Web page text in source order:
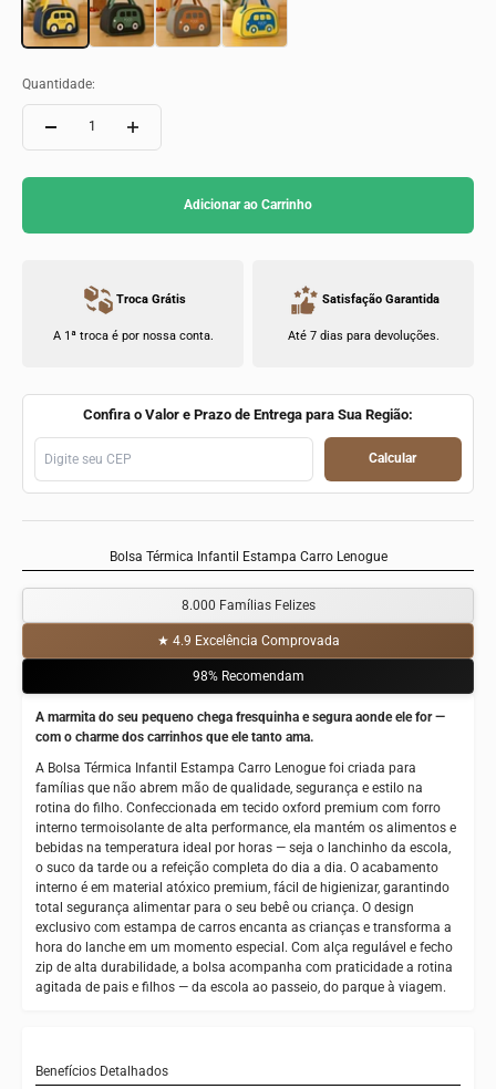
Quantidade:
Adicionar ao Carrinho
Troca Grátis
A 1ª troca é por nossa conta.
Satisfação Garantida
Até 7 dias para devoluções.
Confira o Valor e Prazo de Entrega para Sua Região:
Calcular
Bolsa Térmica Infantil Estampa Carro Lenogue
8.000 Famílias Felizes
★ 4.9 Excelência Comprovada
98% Recomendam
A marmita do seu pequeno chega fresquinha e segura aonde ele for —
com o charme dos carrinhos que ele tanto ama.
A Bolsa Térmica Infantil Estampa Carro Lenogue foi criada para
famílias que não abrem mão de qualidade, segurança e estilo na
rotina do filho. Confeccionada em tecido oxford premium com forro
interno termoisolante de alta performance, ela mantém os alimentos e
bebidas na temperatura ideal por horas — seja o lanchinho da escola,
o suco da tarde ou a refeição completa do dia a dia. O acabamento
interno é em material atóxico premium, fácil de higienizar, garantindo
total segurança alimentar para o seu bebê ou criança. O design
exclusivo com estampa de carros encanta as crianças e transforma a
hora do lanche em um momento especial. Com alça regulável e fecho
zip de alta durabilidade, a bolsa acompanha com praticidade a rotina
agitada de pais e filhos — da escola ao passeio, do parque à viagem.
Benefícios Detalhados